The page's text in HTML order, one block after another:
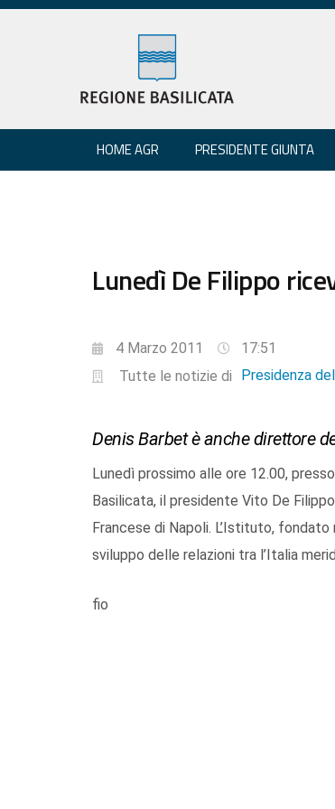
HOME AGR PRESIDENTE GIUNTA
Lunedì De Filippo
4 Marzo 2011
17:51
Tutte le notizie di
Presidenza
Denis Barbet è anche direttore
Lunedì prossimo alle ore 12.00,
Basilicata, il presidente Vito De
Francese di Napoli. L’Istituto,
sviluppo delle relazioni tra l’Italia
fio